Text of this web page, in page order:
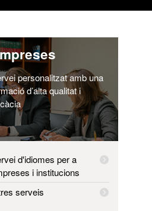
personalitzat amb una
d’alta qualitat i
d'idiomes per a
i institucions
serveis